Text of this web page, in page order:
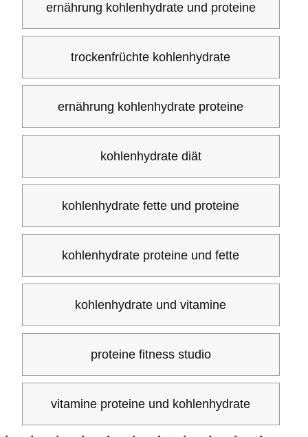
ernährung kohlenhydrate und proteine
trockenfrüchte kohlenhydrate
ernährung kohlenhydrate proteine
kohlenhydrate diät
kohlenhydrate fette und proteine
kohlenhydrate proteine und fette
kohlenhydrate und vitamine
proteine fitness studio
vitamine proteine und kohlenhydrate